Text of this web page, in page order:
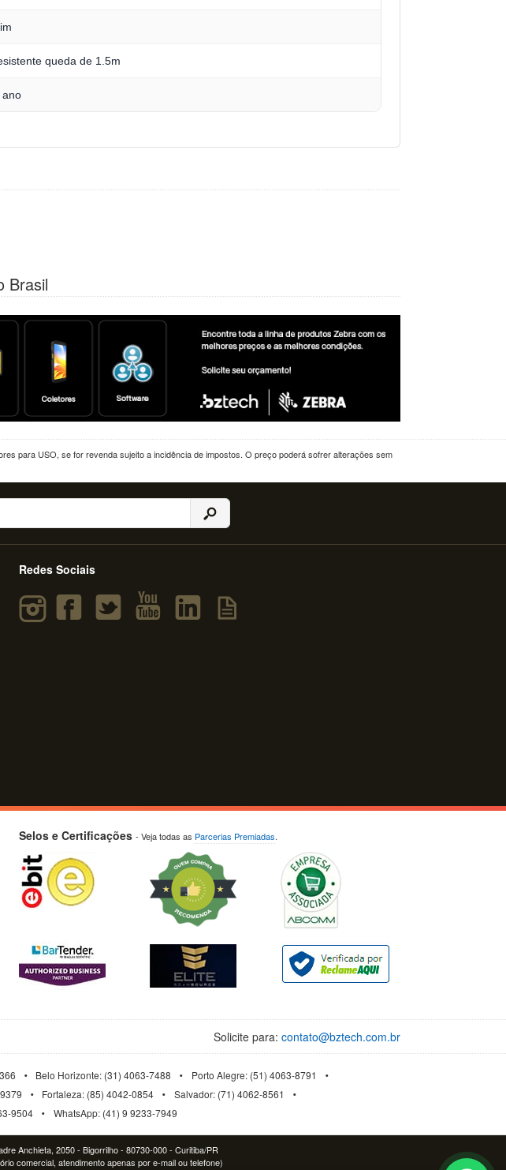
queda de 1.5m
ano
Brasil
para USO, se for revenda sujeito a incidência de impostos. O preço poderá sofrer alterações sem
Redes Sociais
Selos e Certificações - Veja todas as Parcerias Premiadas.
Solicite para: contato@bztech.com.br
Belo Horizonte: (31) 4063-7488
Porto Alegre: (51) 4063-8791
Fortaleza: (85) 4042-0854
Salvador: (71) 4062-8561
9504 WhatsApp: (41) 9 9233-7949
Anchieta, 2050 - Bigorrilho - 80730-000 - Curitiba/PR
comercial, atendimento apenas por e-mail ou telefone)